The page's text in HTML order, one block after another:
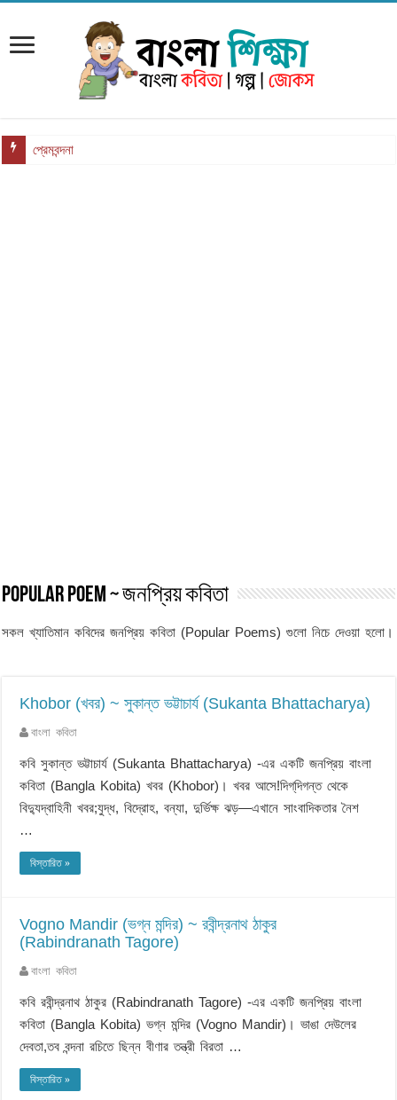
প্রেমবন্দনা
Popular Poem ~ জনপ্রিয় কবিতা
সকল খ্যাতিমান কবিদের জনপ্রিয় কবিতা (Popular Poems) গুলো নিচে দেওয়া হলো।
Khobor (খবর) ~ সুকান্ত ভট্টাচার্য (Sukanta Bhattacharya)
বাংলা কবিতা
কবি সুকান্ত ভট্টাচার্য (Sukanta Bhattacharya) -এর একটি জনপ্রিয় বাংলা
কবিতা (Bangla Kobita) খবর (Khobor)। খবর আসে!দিগ্‌দিগন্ত থেকে
বিদ্যুদ্‌বাহিনী খবর;যুদ্ধ, বিদ্রোহ, বন্যা, দুর্ভিক্ষ ঝড়—এখানে সাংবাদিকতার নৈশ
…
বিস্তারিত »
Vogno Mandir (ভগ্ন মন্দির) ~ রবীন্দ্রনাথ ঠাকুর
(Rabindranath Tagore)
বাংলা কবিতা
কবি রবীন্দ্রনাথ ঠাকুর (Rabindranath Tagore) -এর একটি জনপ্রিয় বাংলা
কবিতা (Bangla Kobita) ভগ্ন মন্দির (Vogno Mandir)। ভাঙা দেউলের
দেবতা,তব বন্দনা রচিতে ছিন্ন বীণার তন্ত্রী বিরতা …
বিস্তারিত »